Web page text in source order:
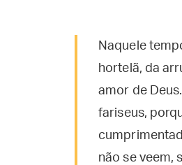
Naquele
hortelã, da
amor de
fariseus,
não se veem,